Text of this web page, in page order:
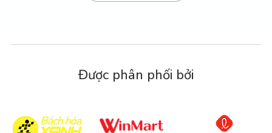
Được phân phối bởi